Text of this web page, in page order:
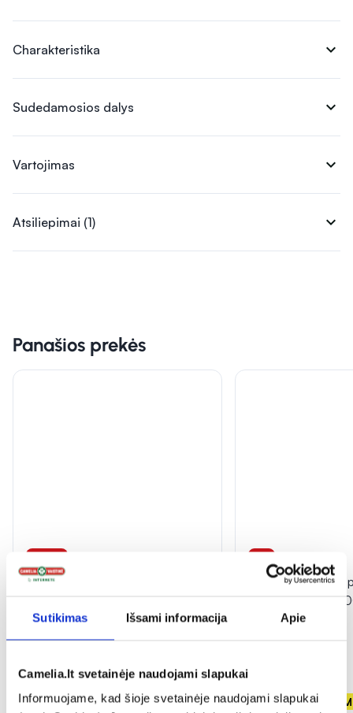
Sutikimas Išsami informacija Apie
Camelia.lt svetainėje naudojami slapukai
Informuojame, kad šioje svetainėje naudojami slapukai
Charakteristika expand_more
Sudedamosios dalys expand_more
Vartojimas expand_more
Atsiliepimai (1) expand_more
Panašios prekės
-40%
MEŠKIS maisto papildas
7,43 € 12,39 €
% PAPILDOMA NUOLAIDA
1+1
VIVAVIT maisto
VITAMINAS D3
Antra prekė -